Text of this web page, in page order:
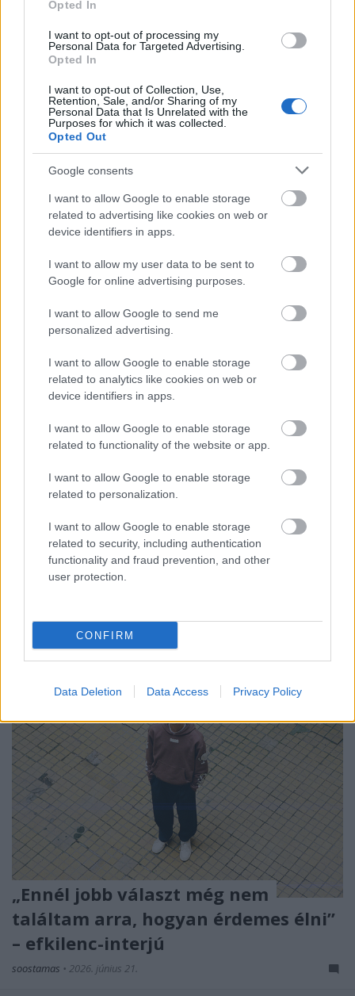
Opted In
I want to opt-out of processing my
Personal Data for Targeted Advertising.
Opted In
I want to opt-out of Collection, Use,
Retention, Sale, and/or Sharing of my
Personal Data that Is Unrelated with the
Purposes for which it was collected.
Opted Out
Google consents
I want to allow Google to enable storage
related to advertising like cookies on web or
device identifiers in apps.
I want to allow my user data to be sent to
Google for online advertising purposes.
I want to allow Google to send me
personalized advertising.
I want to allow Google to enable storage
related to analytics like cookies on web or
device identifiers in apps.
I want to allow Google to enable storage
related to functionality of the website or app.
I want to allow Google to enable storage
related to personalization.
I want to allow Google to enable storage
related to security, including authentication
functionality and fraud prevention, and other
user protection.
CONFIRM
Data Deletion Data Access Privacy Policy
Ma lépett volna fel először Budapesten a Sophs, akik
vedelték végig a debütalbumukat? Miért
gondolkodnak úgy a dalszerzésről, mint egy
regényíró? Hogyan törtek volna be a zeneiparba, ha
nem csap le rájuk nulla koncerttel és egyetlen
kiadott dal…
Lemeztáska: Grecsó Krisztián
soostamas 2026. június 30.
együttes tette versolvasóvá, és a Kispál
búcsúkoncertjével ért véget a fiatalsága. Grecsó
Krisztián a regényeiben is érzékletesen ír zenéről, de
maga is zenél, a Rájátszás vége óta leginkább Beck
„Ennél jobb választ még nem
találtam arra, hogyan érdemes élni”
– efkilenc-interjú
soostamas • 2026. június 21.